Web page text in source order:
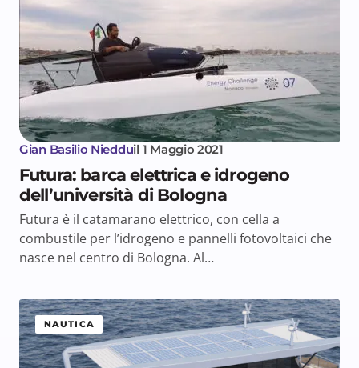
Gian Basilio Niedduil 1 Maggio 2021
Futura: barca elettrica e idrogeno
dell’università di Bologna
Futura è il catamarano elettrico, con cella a
combustile per l’idrogeno e pannelli fotovoltaici che
nasce nel centro di Bologna. Al…
NAUTICA